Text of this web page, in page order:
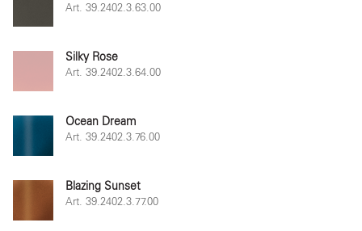
Art. 39.2402.3.63.00
Silky Rose
Art. 39.2402.3.64.00
Ocean Dream
Art. 39.2402.3.76.00
Blazing Sunset
Art. 39.2402.3.77.00